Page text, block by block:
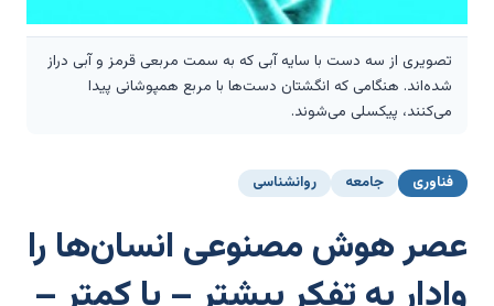
تصویری از سه دست با سایه آبی که به سمت مربعی قرمز و آبی دراز
شده‌اند. هنگامی که انگشتان دست‌ها با مربع همپوشانی پیدا
می‌کنند، پیکسلی می‌شوند.
فناوری جامعه روانشناسی
عصر هوش مصنوعی انسان‌ها را